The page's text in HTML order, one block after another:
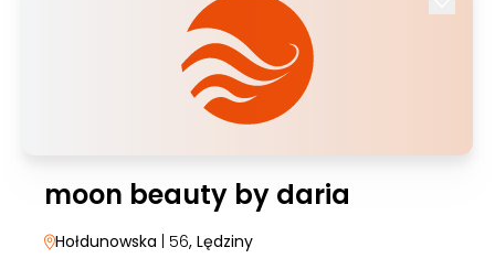
moon beauty by daria
Hołdunowska | 56, Lędziny